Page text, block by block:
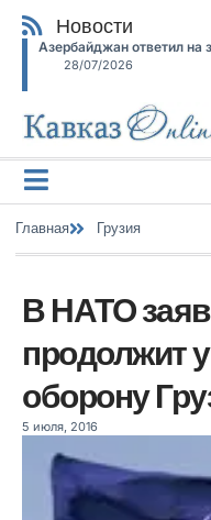
Новости
Азербайджан ответил на
28/07/2026
Главная Грузия
В НАТО
продолжит
оборону
5 июля, 2016